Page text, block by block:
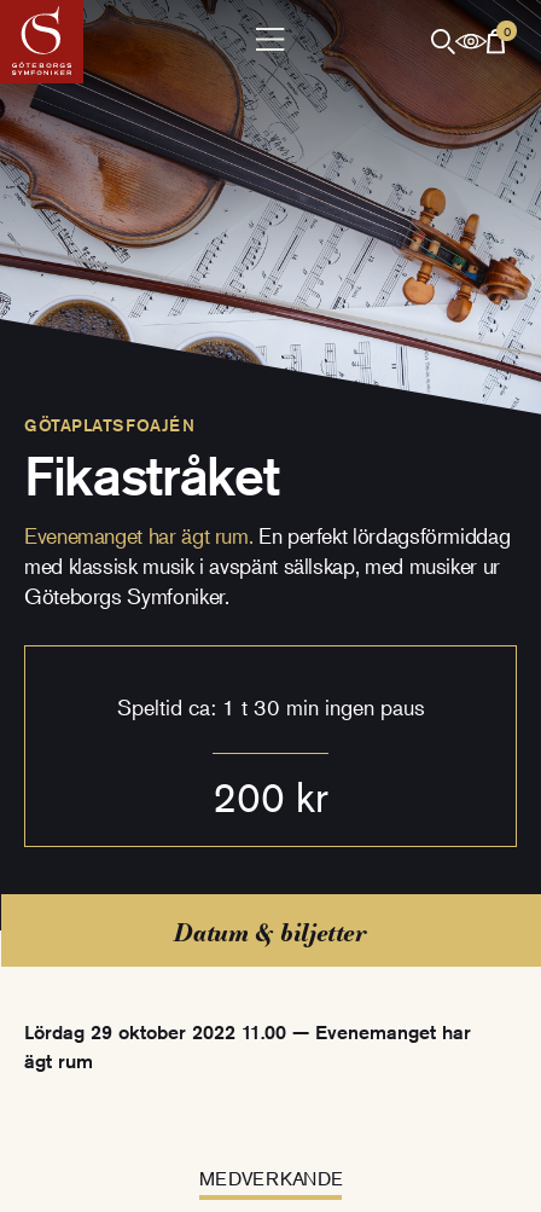
0
GÖTAPLATSFOAJÉN
Fikastråket
Evenemanget har ägt rum. En perfekt lördagsförmiddag
med klassisk musik i avspänt sällskap, med musiker ur
Göteborgs Symfoniker.
Speltid ca: 1 t 30 min ingen paus
200 kr
Datum & biljetter
Lördag 29 oktober 2022 11.00 — Evenemanget har
ägt rum
MEDVERKANDE